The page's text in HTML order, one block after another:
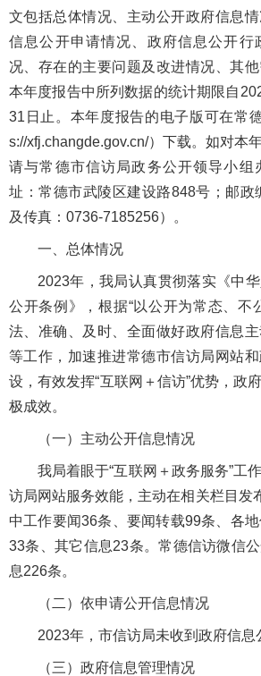
文包括总体情况、主动公开政府信息
信息公开申请情况、政府信息公开行
况、存在的主要问题及改进情况、其他
本年度报告中所列数据的统计期限自
31日止。本年度报告的电子版可在常
s://xfj.changde.gov.cn/）下载。如对本
请与常德市信访局政务公开领导小组
址：常德市武陵区建设路848号；邮政
及传真：0736-7185256）。
一、总体情况
2023年，我局认真贯彻落实《中
公开条例》，根据“以公开为常态、不
法、准确、及时、全面做好政府信息
等工作，加速推进常德市信访局网站
设，有效发挥“互联网＋信访”优势，政
极成效。
（一）主动公开信息情况
我局着眼于“互联网＋政务服务”工
访局网站服务效能，主动在相关栏目发
中工作要闻36条、要闻转载99条、各
33条、其它信息23条。常德信访微信
息226条。
（二）依申请公开信息情况
2023年，市信访局未收到政府信息
（三）政府信息管理情况